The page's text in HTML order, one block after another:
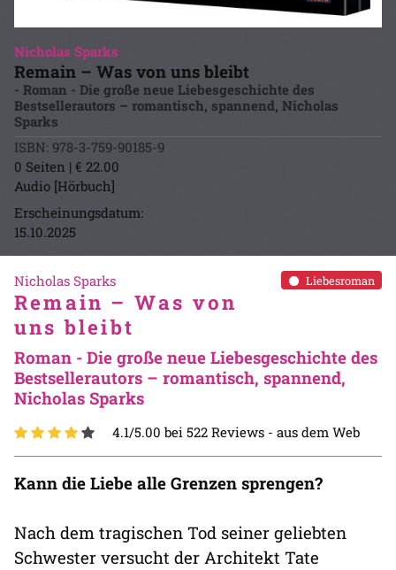
Nicholas Sparks
Remain – Was von uns bleibt
- Roman - Die große neue Liebesgeschichte des
Bestsellerautors – romantisch, spannend, Nicholas
Sparks
ISBN: 978-3-759-90185-9
0 Seiten | € 22.00
Audio [Hörbuch]
Erscheinungsdatum:
15.10.2025
Liebesroman
Nicholas Sparks
Remain – Was von
uns bleibt
Roman - Die große neue Liebesgeschichte des
Bestsellerautors – romantisch, spannend,
Nicholas Sparks
4.1/5.00 bei 522 Reviews - aus dem Web
Kann die Liebe alle Grenzen sprengen?
Nach dem tragischen Tod seiner geliebten
Schwester versucht der Architekt Tate